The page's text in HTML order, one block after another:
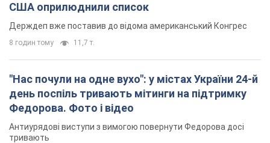
США оприлюднили список
Держдеп вже поставив до відома американський Конгрес
8 годин тому 11,7 т.
"Нас почули на одне вухо": у містах України 24-й
день поспіль тривають мітинги на підтримку
Федорова. Фото і відео
Антиурядові виступи з вимогою повернути Федорова досі
тривають